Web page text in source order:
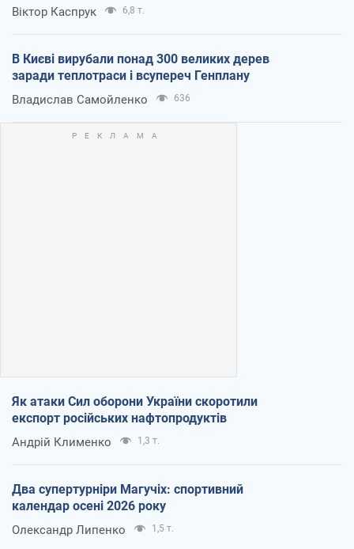
Віктор Каспрук 6,8 т.
В Києві вирубали понад 300 великих дерев
заради теплотраси і всупереч Генплану
Владислав Самойленко 636
Як атаки Сил оборони України скоротили
експорт російських нафтопродуктів
Андрій Клименко 1,3 т.
Два супертурніри Магучіх: спортивний
календар осені 2026 року
Олександр Липенко 1,5 т.